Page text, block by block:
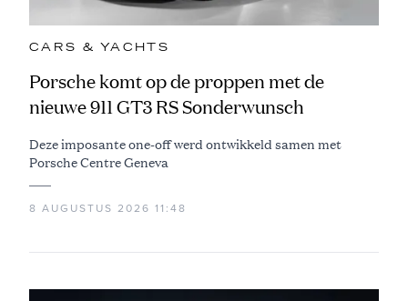
CARS & YACHTS
Porsche komt op de proppen met de
nieuwe 911 GT3 RS Sonderwunsch
Deze imposante one-off werd ontwikkeld samen met
Porsche Centre Geneva
8 AUGUSTUS 2026 11:48